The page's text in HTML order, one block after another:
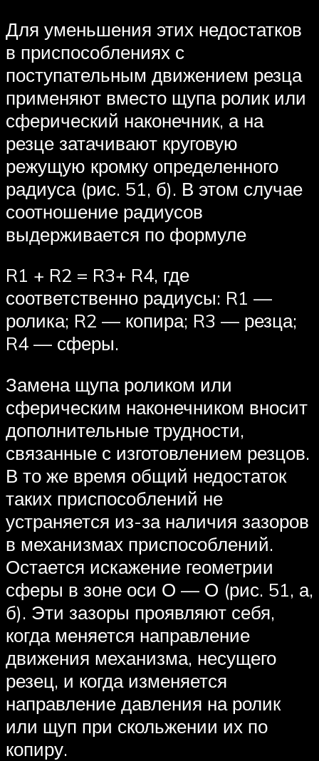
Для уменьшения этих недостатков
в приспособлениях с
поступательным движением резца
применяют вместо щупа ролик или
сферический наконечник, а на
резце затачивают круговую
режущую кромку определенного
радиуса (рис. 51, б). В этом случае
соотношение радиусов
выдерживается по формуле
R1 + R2 = R3+ R4, где
соответственно радиусы: R1 —
ролика; R2 — копира; R3 — резца;
R4 — сферы.
Замена щупа роликом или
сферическим наконечником вносит
дополнительные трудности,
связанные с изготовлением резцов.
В то же время общий недостаток
таких приспособлений не
устраняется из-за наличия зазоров
в механизмах приспособлений.
Остается искажение геометрии
сферы в зоне оси О — О (рис. 51, а,
б). Эти зазоры проявляют себя,
когда меняется направление
движения механизма, несущего
резец, и когда изменяется
направление давления на ролик
или щуп при скольжении их по
копиру.